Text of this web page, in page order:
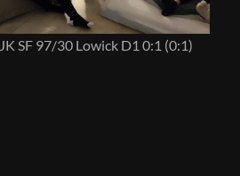
SF 97/30 Lowick D1 0:1 (0:1)